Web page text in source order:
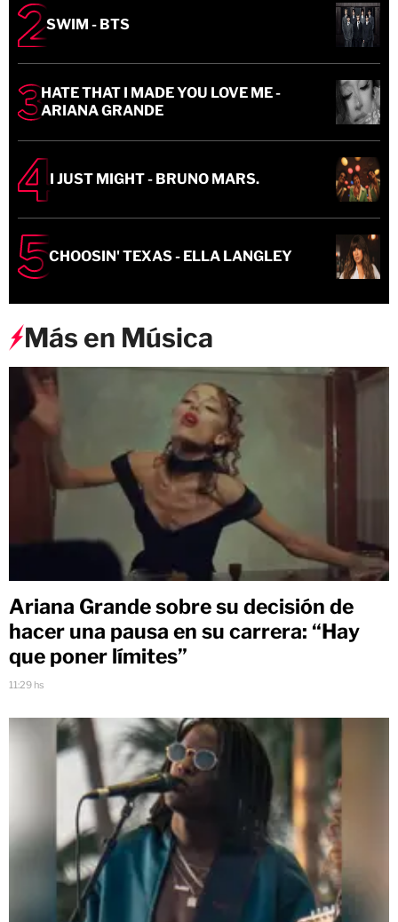
SWIM - BTS
HATE THAT I MADE YOU LOVE ME -
ARIANA GRANDE
I JUST MIGHT - BRUNO MARS.
CHOOSIN' TEXAS - ELLA LANGLEY
Más en Música
Ariana Grande sobre su decisión de
hacer una pausa en su carrera: “Hay
que poner límites”
11:29 hs